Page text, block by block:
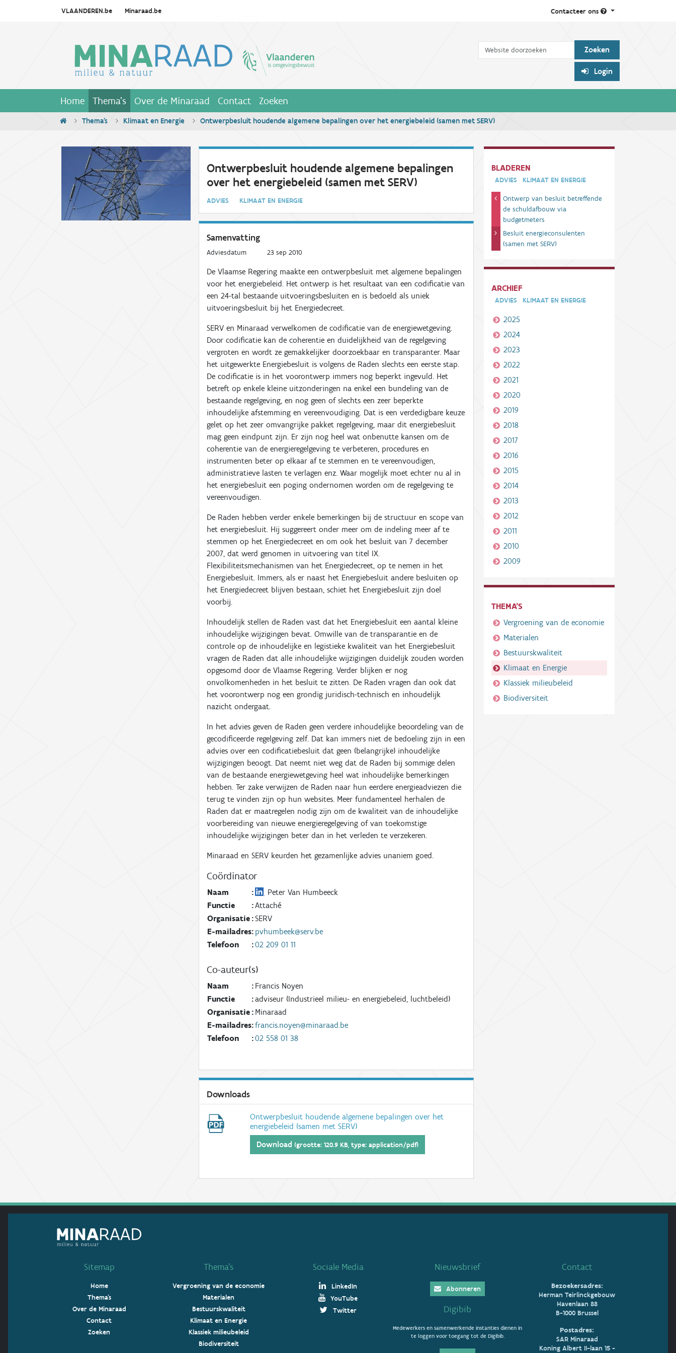
VLAANDEREN.be Minaraad.be Contacteer ons
Zoek
Login
Home Thema's Over de Minaraad Contact Zoeken
Thema's Klimaat en Energie Ontwerpbesluit houdende algemene bepalingen over het energiebeleid (samen met SERV)
Ontwerpbesluit houdende algemene bepalingen
over het energiebeleid (samen met SERV)
ADVIES KLIMAAT EN ENERGIE
Samenvatting
Adviesdatum 23 sep 2010
De Vlaamse Regering maakte een ontwerpbesluit met algemene bepalingen
voor het energiebeleid. Het ontwerp is het resultaat van een codificatie van
een 24-tal bestaande uitvoeringsbesluiten en is bedoeld als uniek
uitvoeringsbesluit bij het Energiedecreet.
SERV en Minaraad verwelkomen de codificatie van de energiewetgeving.
Door codificatie kan de coherentie en duidelijkheid van de regelgeving
vergroten en wordt ze gemakkelijker doorzoekbaar en transparanter. Maar
het uitgewerkte Energiebesluit is volgens de Raden slechts een eerste stap.
De codificatie is in het voorontwerp immers nog beperkt ingevuld. Het
betreft op enkele kleine uitzonderingen na enkel een bundeling van de
bestaande regelgeving, en nog geen of slechts een zeer beperkte
inhoudelijke afstemming en vereenvoudiging. Dat is een verdedigbare keuze
gelet op het zeer omvangrijke pakket regelgeving, maar dit energiebesluit
mag geen eindpunt zijn. Er zijn nog heel wat onbenutte kansen om de
coherentie van de energieregelgeving te verbeteren, procedures en
instrumenten beter op elkaar af te stemmen en te vereenvoudigen,
administratieve lasten te verlagen enz. Waar mogelijk moet echter nu al in
het energiebesluit een poging ondernomen worden om de regelgeving te
vereenvoudigen.
De Raden hebben verder enkele bemerkingen bij de structuur en scope van
het energiebesluit. Hij suggereert onder meer om de indeling meer af te
stemmen op het Energiedecreet en om ook het besluit van 7 december
2007, dat werd genomen in uitvoering van titel IX.
Flexibiliteitsmechanismen van het Energiedecreet, op te nemen in het
Energiebesluit. Immers, als er naast het Energiebesluit andere besluiten op
het Energiedecreet blijven bestaan, schiet het Energiebesluit zijn doel
voorbij.
Inhoudelijk stellen de Raden vast dat het Energiebesluit een aantal kleine
inhoudelijke wijzigingen bevat. Omwille van de transparantie en de
controle op de inhoudelijke en legistieke kwaliteit van het Energiebesluit
vragen de Raden dat alle inhoudelijke wijzigingen duidelijk zouden worden
opgesomd door de Vlaamse Regering. Verder blijken er nog
onvolkomenheden in het besluit te zitten. De Raden vragen dan ook dat
het voorontwerp nog een grondig juridisch-technisch en inhoudelijk
nazicht ondergaat.
In het advies geven de Raden geen verdere inhoudelijke beoordeling van de
gecodificeerde regelgeving zelf. Dat kan immers niet de bedoeling zijn in een
advies over een codificatiebesluit dat geen (belangrijke) inhoudelijke
wijzigingen beoogt. Dat neemt niet weg dat de Raden bij sommige delen
van de bestaande energiewetgeving heel wat inhoudelijke bemerkingen
hebben. Ter zake verwijzen de Raden naar hun eerdere energieadviezen die
terug te vinden zijn op hun websites. Meer fundamenteel herhalen de
Raden dat er maatregelen nodig zijn om de kwaliteit van de inhoudelijke
voorbereiding van nieuwe energieregelgeving of van toekomstige
inhoudelijke wijzigingen beter dan in het verleden te verzekeren.
Minaraad en SERV keurden het gezamenlijke advies unaniem goed.
Coördinator
:
Naam
Peter Van Humbeeck
:
Functie
Attaché
:
Organisatie SERV
:
E-mailadres pvhumbeek@serv.be
:
Telefoon 02 209 01 11
Co-auteur(s)
:
Naam
Francis Noyen
:
Functie
adviseur (Industrieel milieu- en energiebeleid, luchtbeleid)
:
Organisatie Minaraad
:
E-mailadres francis.noyen@minaraad.be
:
Telefoon 02 558 01 38
Downloads
Ontwerpbesluit houdende algemene bepalingen over het
energiebeleid (samen met SERV)
Download(grootte: 120.9 KB, type: application/pdf)
BLADEREN
ADVIES KLIMAAT EN ENERGIE
Ontwerp van besluit betreffende
de schuldafbouw via
budgetmeters
Besluit energieconsulenten
(samen met SERV)
ARCHIEF
ADVIES KLIMAAT EN ENERGIE
2025
2024
2023
2022
2021
2020
2019
2018
2017
2016
2015
2014
2013
2012
2011
2010
2009
THEMA'S
Vergroening van de economie
Materialen
Bestuurskwaliteit
Klimaat en Energie
Klassiek milieubeleid
Biodiversiteit
Sitemap
Home
Thema's
Over de Minaraad
Contact
Zoeken
Thema’s
Vergroening van de economie
Materialen
Bestuurskwaliteit
Klimaat en Energie
Klassiek milieubeleid
Biodiversiteit
Sociale Media
LinkedIn
YouTube
Twitter
Nieuwsbrief
Abonneren
Digibib
Medewerkers en samenwerkende instanties dienen in
te loggen voor toegang tot de Digibib.
Contact
Bezoekersadres:
Herman Teirlinckgebouw
Havenlaan 88
B-1000 Brussel
Postadres:
SAR Minaraad
Koning Albert II-laan 15 -